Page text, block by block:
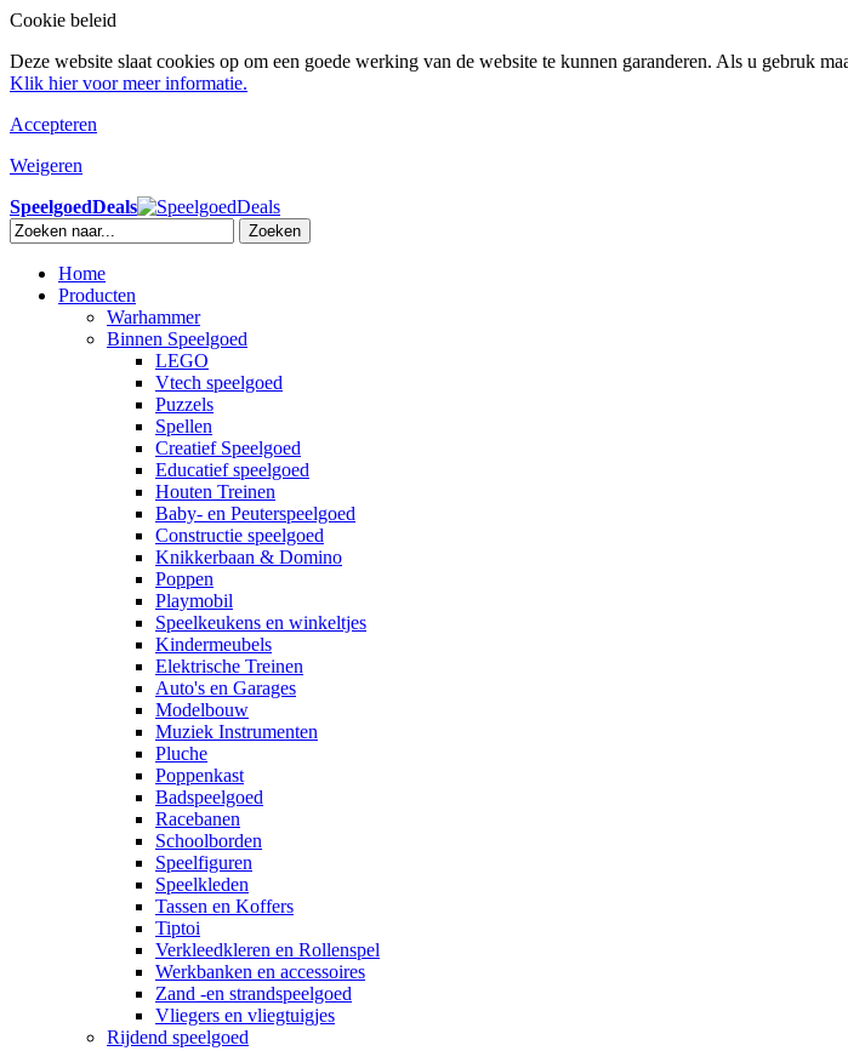
Cookie beleid
Deze website slaat cookies op om een goede werking van de website te kunnen garanderen. Als u gebruk
Klik hier voor meer informatie.
Accepteren
Weigeren
SpeelgoedDeals
Zoeken
Home
Producten
Warhammer
Binnen Speelgoed
LEGO
Vtech speelgoed
Puzzels
Spellen
Creatief Speelgoed
Educatief speelgoed
Houten Treinen
Baby- en Peuterspeelgoed
Constructie speelgoed
Knikkerbaan & Domino
Poppen
Playmobil
Speelkeukens en winkeltjes
Kindermeubels
Elektrische Treinen
Auto's en Garages
Modelbouw
Muziek Instrumenten
Pluche
Poppenkast
Badspeelgoed
Racebanen
Schoolborden
Speelfiguren
Speelkleden
Tassen en Koffers
Tiptoi
Verkleedkleren en Rollenspel
Werkbanken en accessoires
Zand -en strandspeelgoed
Vliegers en vliegtuigjes
Rijdend speelgoed